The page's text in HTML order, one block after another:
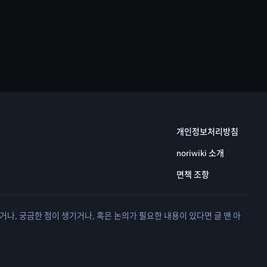
개인정보처리방침
noriwiki 소개
면책 조항
, 궁금한 점이 생기거나, 혹은 논의가 필요한 내용이 있다면 글 맨 아